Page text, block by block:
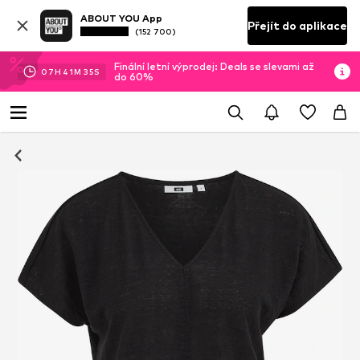
ABOUT YOU App
(152 700) Přejít do aplikace
07H 41M 34S
Finální letní výprodej: Deals se slevami až
do 60%